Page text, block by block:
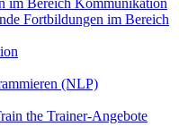
Fortbildungen im Bereich
(NLP)
the Trainer-Angebote